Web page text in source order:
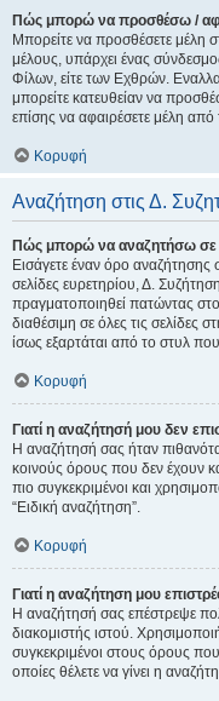
Πώς μπορώ να προσθέσω /
Μπορείτε να προσθέσετε μέλη
μέλους, υπάρχει ένας
Φίλων, είτε των Εχθρών.
μπορείτε κατευθείαν να
επίσης να αφαιρέσετε μέλη από
Κορυφή
Αναζήτηση στις Δ.
Πώς μπορώ να αναζητήσω σε
Εισάγετε έναν όρο αναζήτησης
σελίδες ευρετηρίου, Δ.
πραγματοποιηθεί πατώντας
διαθέσιμη σε όλες τις σελίδες
ίσως εξαρτάται από το στυλ
Κορυφή
Γιατί η αναζήτησή μου δεν
Η αναζήτησή σας ήταν
κοινούς όρους που δεν έχουν
πιο συγκεκριμένοι και
“Ειδική αναζήτηση”.
Κορυφή
Γιατί η αναζήτηση μου
Η αναζήτησή σας επέστρεψε
διακομιστής ιστού.
συγκεκριμένοι στους όρους που
οποίες θέλετε να γίνει η